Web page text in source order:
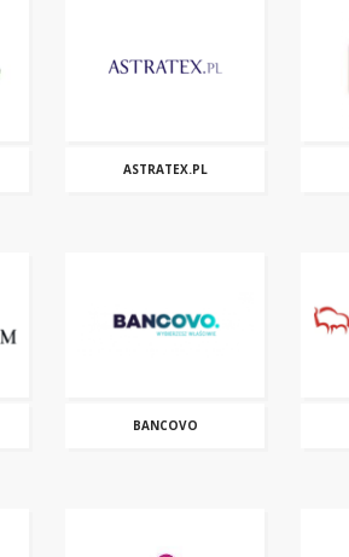
ASTRATEX.PL
BANCOVO